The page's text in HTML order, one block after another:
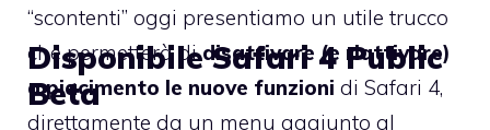
“scontenti” oggi presentiamo un utile trucco
che permetterà didisattivare (e riattivare)
a piacimento le nuove funzioni di Safari 4,
direttamente da un menu aggiunto al
Disponibile Safari 4 Public
Beta